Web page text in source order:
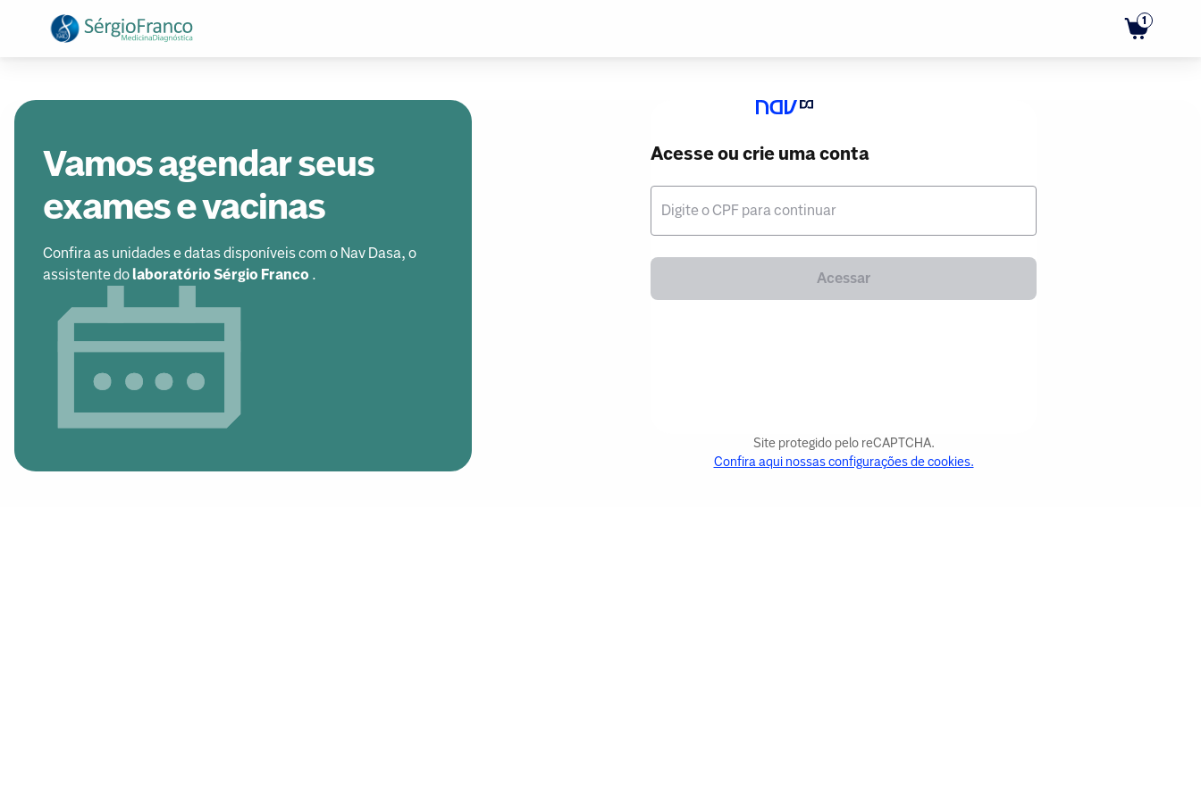
1
Vamos agendar seus
exames e vacinas
Confira as unidades e datas disponíveis com o Nav Dasa, o
assistente dolaboratório Sérgio Franco .
Acesse ou crie uma conta
Digite o CPF para continuar
Acessar
Site protegido pelo reCAPTCHA.
Confira aqui nossas configurações de cookies.